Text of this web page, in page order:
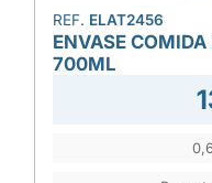
REF. ELAT2456
ENVASE
700ML